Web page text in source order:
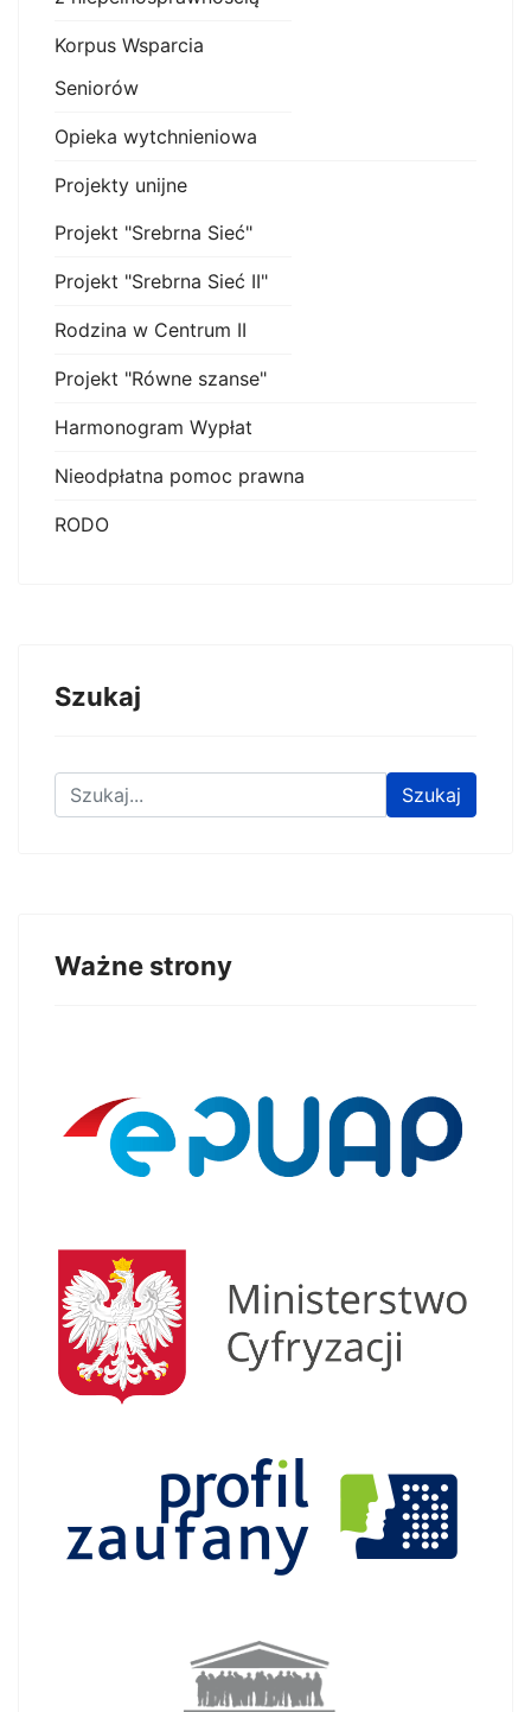
Korpus Wsparcia
Seniorów
Opieka wytchnieniowa
Projekty unijne
Projekt "Srebrna Sieć"
Projekt "Srebrna Sieć II"
Rodzina w Centrum II
Projekt "Równe szanse"
Harmonogram Wypłat
Nieodpłatna pomoc prawna
RODO
Szukaj
Znajdź na stronie Szukaj
Ważne strony